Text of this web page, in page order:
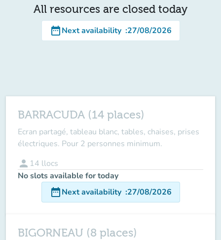
All resources are closed today
date_rangeNext availability :27/08/2026
BARRACUDA (14 places)
Ecran partagé, tableau blanc, tables, chaises, prises
électriques. Pour 2 personnes minimum.
person 14 llocs
No slots available for today
date_rangeNext availability :27/08/2026
BIGORNEAU (8 places)